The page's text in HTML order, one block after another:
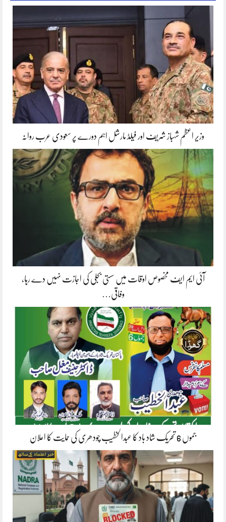
وزیر اعظم شہباز شریف اور فیلڈ مارشل اہم دورے پر سعودی عرب روانہ
آئی ایم ایف مخصوص اوقات میں سستی بجلی کی اجازت نہیں دے رہا،
وفاقی…
جموں 6 تحریک شاد باد کا عبدالخطیب چودھری کی حمایت کا اعلان